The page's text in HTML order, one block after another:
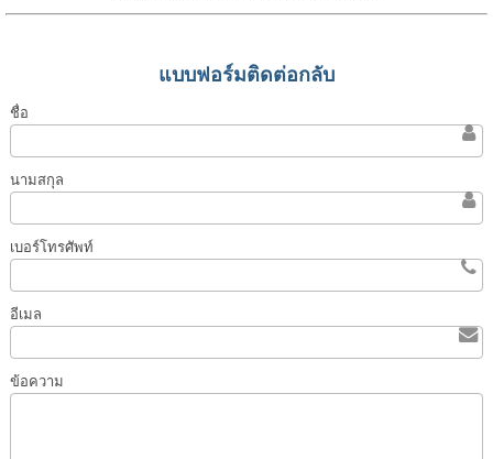
แบบฟอร์มติดต่อกลับ
ชื่อ
นามสกุล
เบอร์โทรศัพท์
อีเมล
ข้อความ